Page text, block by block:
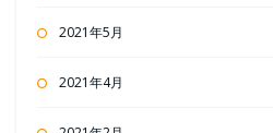
2021年5月
2021年4月